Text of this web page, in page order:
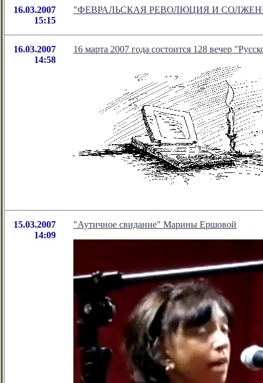
16.03.2007
15:15
"ФЕВРАЛЬСКАЯ РЕВОЛЮЦИЯ И
16.03.2007
14:58
16 марта 2007 года состоится 128 вечер
15.03.2007
14:09
"Аутичное свидание" Марины Ершовой